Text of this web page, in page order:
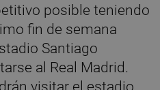
posible teniendo
fin de semana
Santiago
al Real Madrid.
visitar el estadio